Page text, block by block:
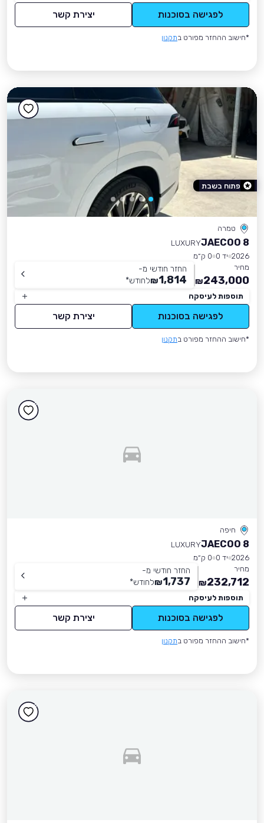
לפגישה בסוכנות יצירת קשר
*חישוב ההחזר מפורט בתקנון
טמרה
JAECOO 8
LUXURY
2026 יד 0
0 ק״מ
מחיר
243,000
₪
החזר חודשי מ-
1,814
₪לחודש*
תוספות לעיסקה
לפגישה בסוכנות יצירת קשר
*חישוב ההחזר מפורט בתקנון
פתוח בשבת
חיפה
JAECOO 8
LUXURY
2026 יד 0
0 ק״מ
מחיר
232,712
₪
החזר חודשי מ-
1,737
₪לחודש*
תוספות לעיסקה
לפגישה בסוכנות יצירת קשר
*חישוב ההחזר מפורט בתקנון